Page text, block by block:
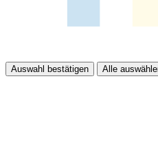
Auswahl bestätigen Alle